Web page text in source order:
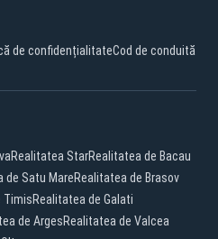
de confidențialitateCod de conduită
Realitatea StarRealitatea de Bacau
de Satu MareRealitatea de Brasov
TimisRealitatea de Galati
de ArgesRealitatea de Valcea